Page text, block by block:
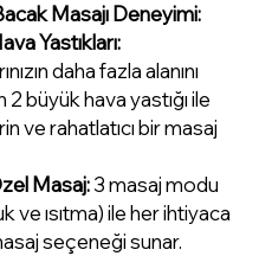
Masajı Deneyimi:
Yastıkları:
daha fazla alanını
2 büyük hava yastığı ile
ve rahatlatıcı bir masaj
Masaj:3 masaj modu
ve ısıtma) ile her ihtiyaca
seçeneği sunar.